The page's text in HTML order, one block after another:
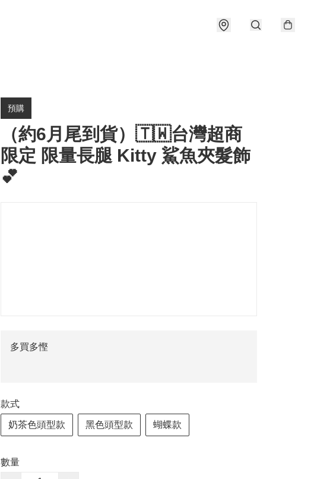
預購
（約6月尾到貨）🇹🇼台灣超商
限定 限量長腿 Kitty 鯊魚夾髮飾
💕
多買多慳
款式
奶茶色頭型款 黑色頭型款 蝴蝶款
數量